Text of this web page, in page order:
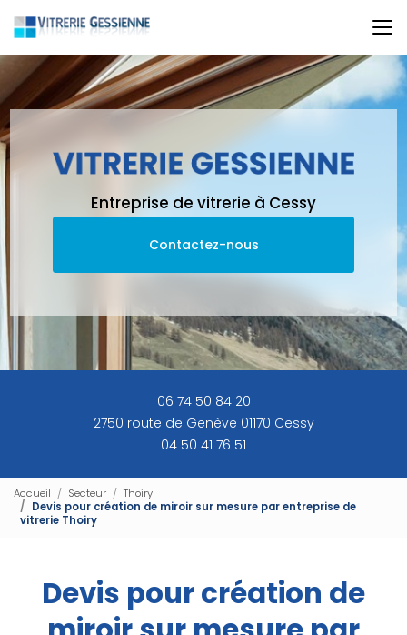
au
contenu
principal
Entreprise de vitrerie à Cessy
Contactez-nous
06 74 50 84 20
2750 route de Genève 01170 Cessy
04 50 41 76 51
Accueil Secteur
Thoiry
Devis pour création de miroir sur mesure par entreprise de
vitrerie Thoiry
Devis pour création de